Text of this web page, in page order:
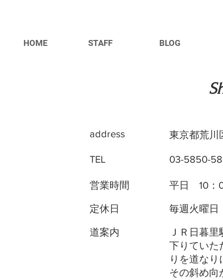
HOME STAFF BLOG
address
TEL
営業時間
定休日
​道案内
東京都荒
03-5850-
平日 10：
毎週火曜
ＪＲ日暮
下りていた
りを道な
その斜め向